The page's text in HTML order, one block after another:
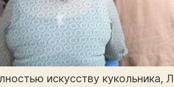
искусству